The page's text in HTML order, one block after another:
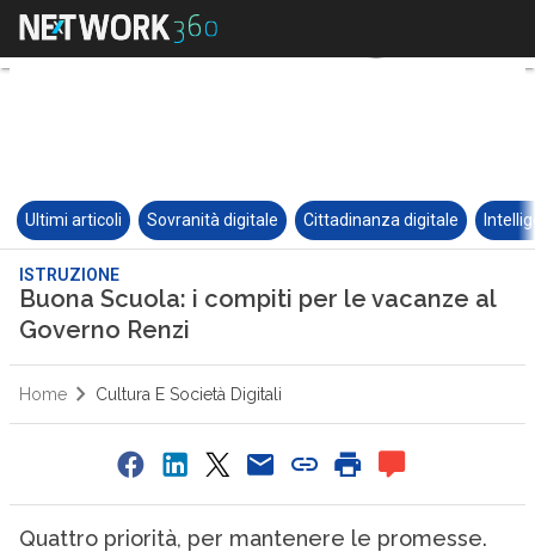
Ultimi articoli Sovranità digitale Cittadinanza digitale
ISTRUZIONE
Buona Scuola: i compiti per le vacanze al
Governo Renzi
Home Cultura E Società Digitali
Quattro priorità, per mantenere le promesse.